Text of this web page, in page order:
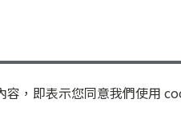
，即表示您同意我們使用